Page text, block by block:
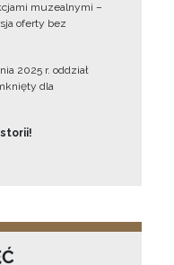
muzealnymi –
oferty bez
2025 r. oddział
dla